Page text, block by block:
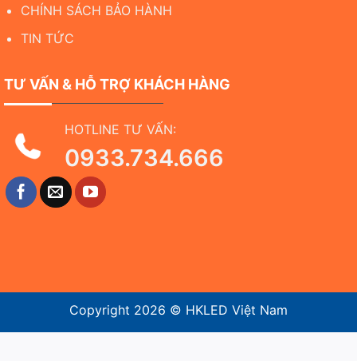
CHÍNH SÁCH BẢO HÀNH
TIN TỨC
TƯ VẤN & HỖ TRỢ KHÁCH HÀNG
HOTLINE TƯ VẤN:
0933.734.666
Copyright 2026 © HKLED Việt Nam